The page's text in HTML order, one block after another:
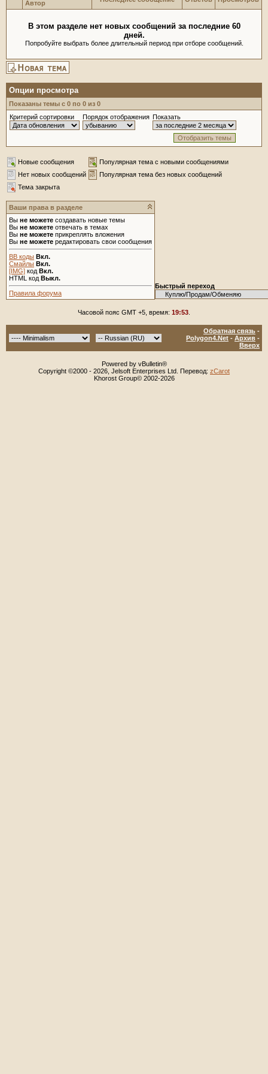
Автор
В этом разделе нет новых сообщений за последние 60
дней.
Попробуйте выбрать более длительный период при отборе сообщений.
Опции просмотра
Показаны темы с 0 по 0 из 0
Критерий сортировки
Порядок отображения Показать
Новые сообщения
Популярная тема с новыми сообщениями
Нет новых сообщений
Популярная тема без новых сообщений
Тема закрыта
Ваши права в разделе
Вы не можете создавать новые темы
Вы не можете отвечать в темах
Вы не можете прикреплять вложения
Вы не можете редактировать свои сообщения
BB коды Вкл.
Смайлы Вкл.
[IMG] код Вкл.
HTML код Выкл.
Правила форума
Быстрый переход
Часовой пояс GMT +5, время: 19:53
Обратная связь -
Polygon4.Net - Архив -
Вверх
Powered by vBulletin®
Copyright ©2000 - 2026, Jelsoft Enterprises Ltd. Перевод: zCarot
Khorost Group© 2002-2026